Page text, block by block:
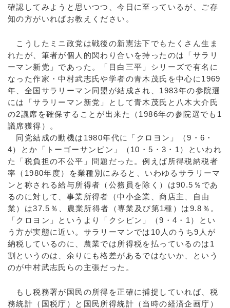
確認してみようと思いつつ、今日に至っているが、ご存
知の方がいればお教えください。
こうしたミニ政党は戦後の新憲法下でもたくさん生ま
れたが、筆者が個人的関わり合いを持ったのは「サラリ
ーマン新党」であった。「目白三平」シリーズで有名に
なった作家・中村武志氏や学者の青木茂氏を中心に1969
年、全国サラリーマン同盟が結成され、1983年の参院選
には「サラリーマン新党」として青木茂氏と八木大介氏
の2議席を確保することが出来た（1986年の参院選でも1
議席獲得）。
同党結成の動機は1980年代に「クロヨン」（9・6・
4）とか「トーゴーサンピン」（10・5・3・1）といわれ
た「税負担の不公平」問題だった。例えば所得税納税者
率（1980年度）を業種別にみると、いわゆるサラリーマ
ンと称される給与所得者（公務員を除く）は90.5％であ
るのに対して、事業所得者（中小企業、商店主、自由
業）は37.5％、農業所得者（専業及び第1種）は9.8％。
「クロヨン」というより「クシピン」（9・4・1）とい
う方が実態に近い。サラリーマンでは10人のうち9人が
納税しているのに、農業では所得税を払っているのは1
割というのは、余りにも格差があるではないか、という
のが中村武志氏らの主張だった。
もし税務署が国民の所得を正確に捕捉していれば、税
務統計（国税庁）と国民所得統計（当時の経済企画庁）